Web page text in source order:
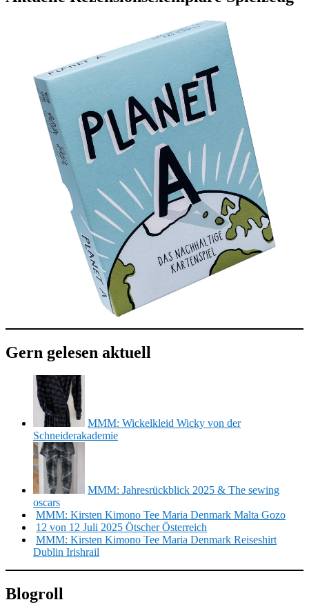
Gern gelesen aktuell
MMM: Wickelkleid Wicky von der
Schneiderakademie
MMM: Jahresrückblick 2025 & The sewing
oscars
MMM: Kirsten Kimono Tee Maria Denmark Malta Gozo
12 von 12 Juli 2025 Ötscher Österreich
MMM: Kirsten Kimono Tee Maria Denmark Reiseshirt
Dublin Irishrail
Blogroll